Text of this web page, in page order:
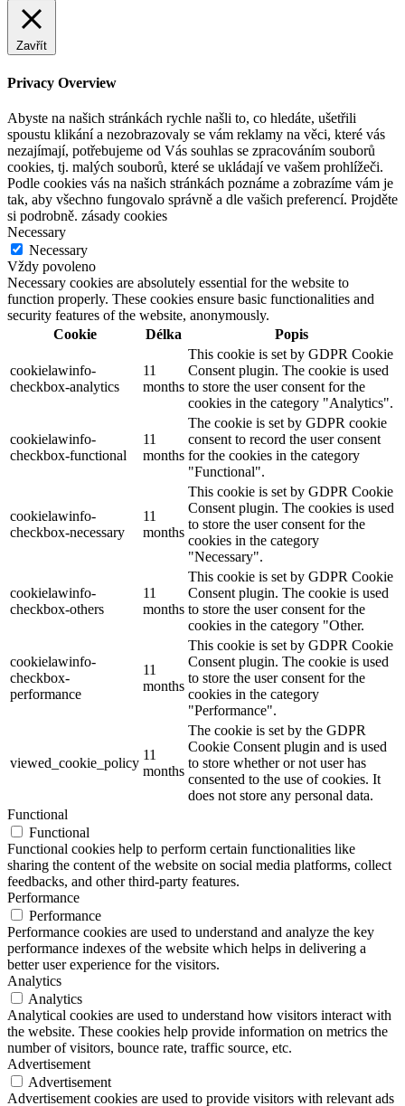
Zavřít
Privacy Overview
Abyste na našich stránkách rychle našli to, co hledáte, ušetřili
spoustu klikání a nezobrazovaly se vám reklamy na věci, které vás
nezajímají, potřebujeme od Vás souhlas se zpracováním souborů
cookies, tj. malých souborů, které se ukládají ve vašem prohlížeči.
Podle cookies vás na našich stránkách poznáme a zobrazíme vám je
tak, aby všechno fungovalo správně a dle vašich preferencí. Projděte
si podrobně. zásady cookies
Necessary
Necessary
Vždy povoleno
Necessary cookies are absolutely essential for the website to
function properly. These cookies ensure basic functionalities and
security features of the website, anonymously.
Cookie
Délka Popis
cookielawinfo-
checkbox-analytics
11
months
This cookie is set by GDPR Cookie
Consent plugin. The cookie is used
to store the user consent for the
cookies in the category "Analytics".
cookielawinfo-
checkbox-functional
11
months
The cookie is set by GDPR cookie
consent to record the user consent
for the cookies in the category
"Functional".
cookielawinfo-
checkbox-necessary
11
months
This cookie is set by GDPR Cookie
Consent plugin. The cookies is used
to store the user consent for the
cookies in the category
"Necessary".
cookielawinfo-
checkbox-others
11
months
This cookie is set by GDPR Cookie
Consent plugin. The cookie is used
to store the user consent for the
cookies in the category "Other.
cookielawinfo-
checkbox-
performance
11
months
This cookie is set by GDPR Cookie
Consent plugin. The cookie is used
to store the user consent for the
cookies in the category
"Performance".
viewed_cookie_policy
11
months
The cookie is set by the GDPR
Cookie Consent plugin and is used
to store whether or not user has
consented to the use of cookies. It
does not store any personal data.
Functional
Functional
Functional cookies help to perform certain functionalities like
sharing the content of the website on social media platforms, collect
feedbacks, and other third-party features.
Performance
Performance
Performance cookies are used to understand and analyze the key
performance indexes of the website which helps in delivering a
better user experience for the visitors.
Analytics
Analytics
Analytical cookies are used to understand how visitors interact with
the website. These cookies help provide information on metrics the
number of visitors, bounce rate, traffic source, etc.
Advertisement
Advertisement
Advertisement cookies are used to provide visitors with relevant ads